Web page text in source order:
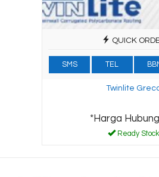
QUICK
SMS TEL
Twinlite
*Harga
Ready Stock